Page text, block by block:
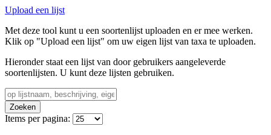
Upload een lijst
Met deze tool kunt u een soortenlijst uploaden en er mee werken.
Klik op "Upload een lijst" om uw eigen lijst van taxa te uploaden.
Hieronder staat een lijst van door gebruikers aangeleverde
soortenlijsten. U kunt deze lijsten gebruiken.
Zoeken
Items per pagina: